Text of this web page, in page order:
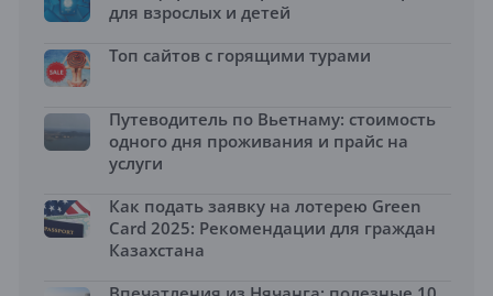
для взрослых и детей
Топ сайтов с горящими турами
Путеводитель по Вьетнаму: стоимость
одного дня проживания и прайс на
услуги
Как подать заявку на лотерею Green
Card 2025: Рекомендации для граждан
Казахстана